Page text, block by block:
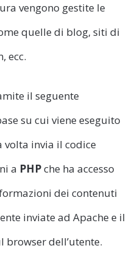
vengono gestite le
quelle di blog, siti di
ecc.
il seguente
su cui viene eseguito
volta invia il codice
a PHPche ha accesso
dei contenuti
inviate ad Apache e il
dell’utente.